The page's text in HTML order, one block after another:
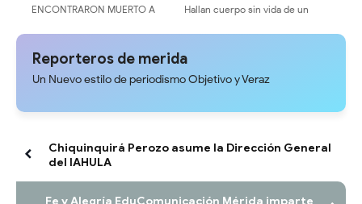
ENCONTRARON MUERTO A
EJIDO
Hallan cuerpo sin vida de un
Reporteros de merida
Un Nuevo estilo de periodismo Objetivo y Veraz
Chiquinquirá Perozo asume la Dirección General
del IAHULA
Fe y Alegría EduComunicación Mérida imparte